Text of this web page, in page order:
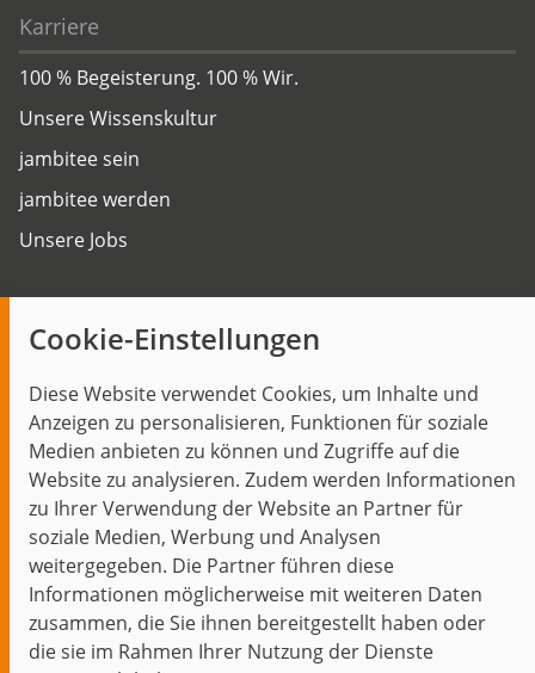
Cookie-Einstellungen
Diese Website verwendet Cookies, um Inhalte und
Anzeigen zu personalisieren, Funktionen für soziale
Medien anbieten zu können und Zugriffe auf die
Website zu analysieren. Zudem werden Informationen
zu Ihrer Verwendung der Website an Partner für
soziale Medien, Werbung und Analysen
weitergegeben. Die Partner führen diese
Informationen möglicherweise mit weiteren Daten
zusammen, die Sie ihnen bereitgestellt haben oder
die sie im Rahmen Ihrer Nutzung der Dienste
Karriere
100 % Begeisterung. 100 % Wir.
Unsere Wissenskultur
jambitee sein
jambitee werden
Unsere Jobs
Themen im Fokus
Events
Start Datenschutz Impressum
Kontakt
jambit auf instagramjambit auf kununujambit auf linkedin